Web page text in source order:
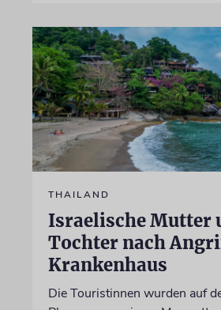
THAILAND
Israelische Mutter
Tochter nach
Krankenhaus
Die Touristinnen wurden auf